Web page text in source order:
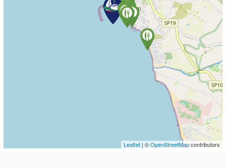
Leaflet | ©OpenStreetMapcontributors